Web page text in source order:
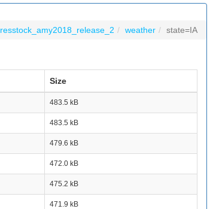
resstock_amy2018_release_2 weather state=IA
Size
483.5 kB
483.5 kB
479.6 kB
472.0 kB
475.2 kB
471.9 kB